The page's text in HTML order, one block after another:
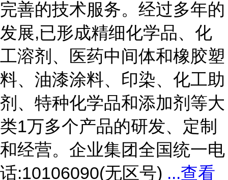
完善的技术服务。经过多年的
发展,已形成精细化学品、化
工溶剂、医药中间体和橡胶塑
料、油漆涂料、印染、化工助
剂、特种化学品和添加剂等大
类1万多个产品的研发、定制
和经营。企业集团全国统一电
话:10106090(无区号) ...查看